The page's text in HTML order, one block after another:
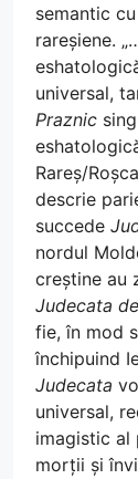
semantic
rareșiene.
universal,
Praznic
Rareș/
descrie
succede
nordul
creștine au
Judecata
fie, în mod
închipuind
Judecata
universal,
imagistic al
morții și